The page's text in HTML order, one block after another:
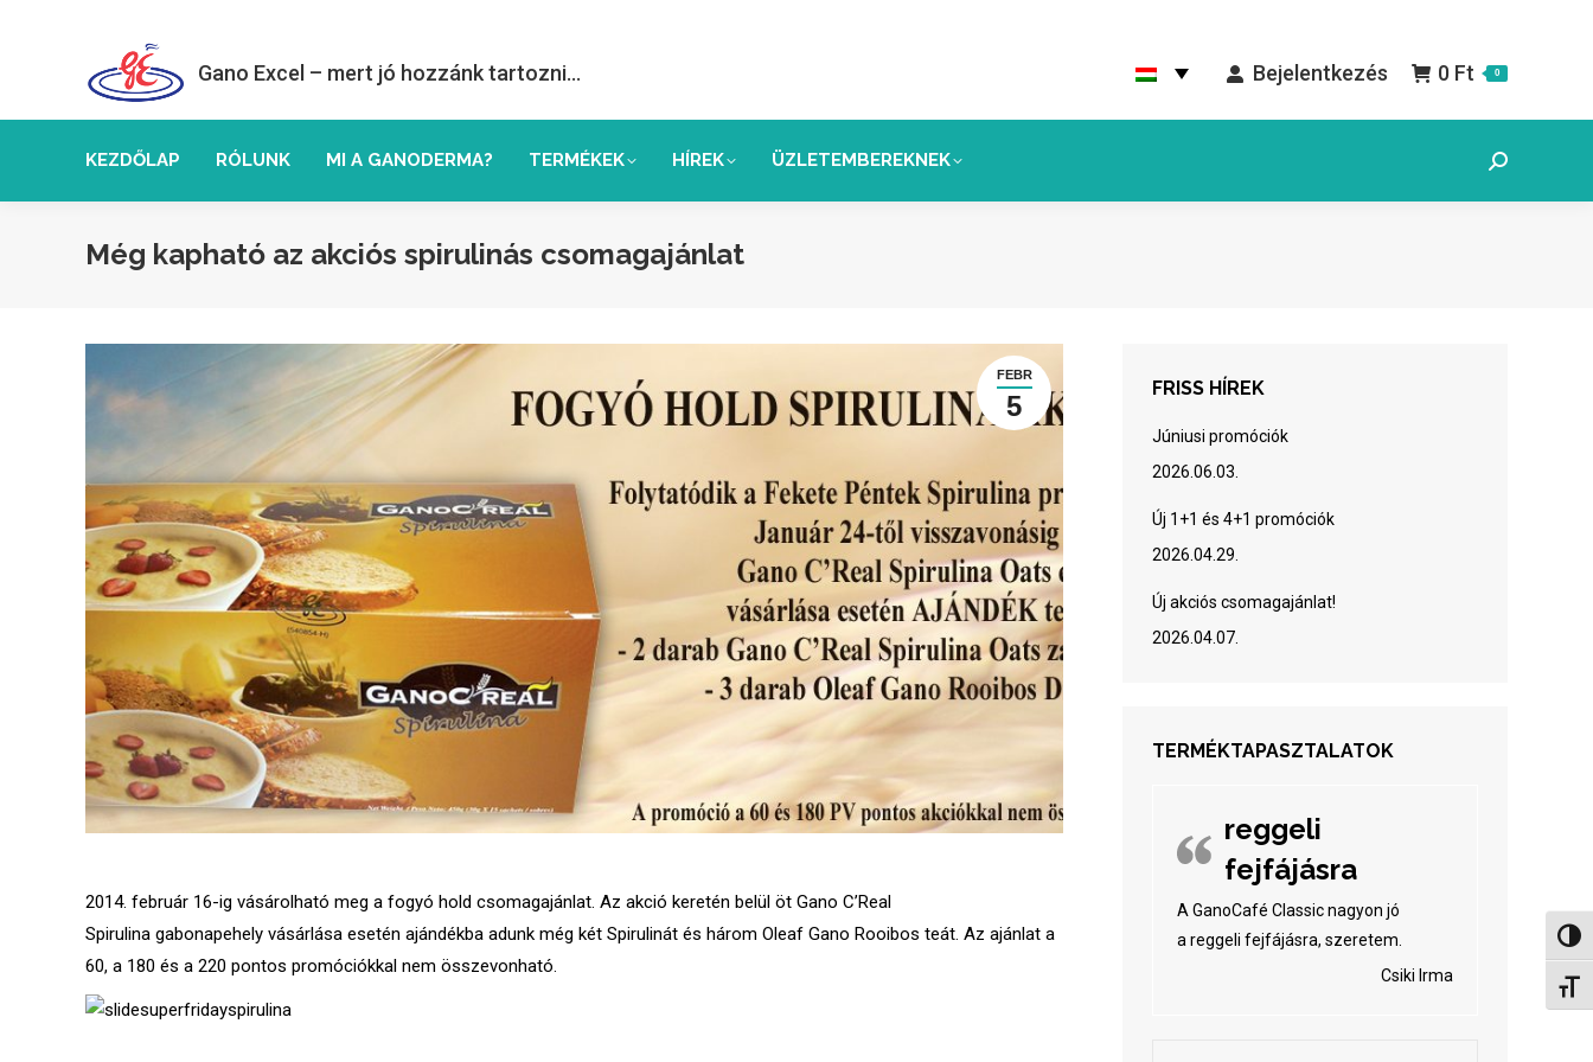
Gano Excel – mert jó hozzánk tartozni… Bejelentkezés 0 Ft 0
KEZDŐLAP RÓLUNK MI A GANODERMA? TERMÉKEK HÍREK ÜZLETEMBEREKNEK Search:
Még kapható az akciós spirulinás csomagajánlat
FEBR
5
2014. február 16-ig vásárolható meg a fogyó hold csomagajánlat. Az akció keretén belül öt Gano C’Real
Spirulina gabonapehely vásárlása esetén ajándékba adunk még két Spirulinát és három Oleaf Gano Rooibos teát. Az ajánlat a
60, a 180 és a 220 pontos promóciókkal nem összevonható.
FRISS HÍREK
Júniusi promóciók
2026.06.03.
Új 1+1 és 4+1 promóciók
2026.04.29.
Új akciós csomagajánlat!
2026.04.07.
TERMÉKTAPASZTALATOK
reggeli
fejfájásra
A GanoCafé Classic nagyon jó
a reggeli fejfájásra, szeretem.
Csiki Irma